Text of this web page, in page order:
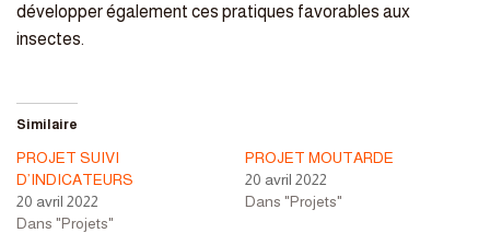
développer également ces pratiques favorables aux
insectes.
Similaire
PROJET SUIVI
D’INDICATEURS
20 avril 2022
Dans "Projets"
PROJET MOUTARDE
20 avril 2022
Dans "Projets"